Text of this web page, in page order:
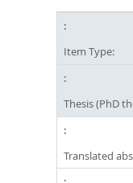
Item Type:
Thesis (PhD
Translated